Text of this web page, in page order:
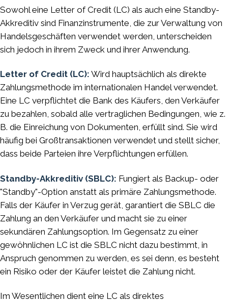
Sowohl eine Letter of Credit (LC) als auch eine Standby-
Akkreditiv sind Finanzinstrumente, die zur Verwaltung von
Handelsgeschäften verwendet werden, unterscheiden
sich jedoch in ihrem Zweck und ihrer Anwendung.
Letter of Credit (LC): Wird hauptsächlich als direkte
Zahlungsmethode im internationalen Handel verwendet.
Eine LC verpflichtet die Bank des Käufers, den Verkäufer
zu bezahlen, sobald alle vertraglichen Bedingungen, wie z.
B. die Einreichung von Dokumenten, erfüllt sind. Sie wird
häufig bei Großtransaktionen verwendet und stellt sicher,
dass beide Parteien ihre Verpflichtungen erfüllen.
Standby-Akkreditiv (SBLC): Fungiert als Backup- oder
"Standby"-Option anstatt als primäre Zahlungsmethode.
Falls der Käufer in Verzug gerät, garantiert die SBLC die
Zahlung an den Verkäufer und macht sie zu einer
sekundären Zahlungsoption. Im Gegensatz zu einer
gewöhnlichen LC ist die SBLC nicht dazu bestimmt, in
Anspruch genommen zu werden, es sei denn, es besteht
ein Risiko oder der Käufer leistet die Zahlung nicht.
Im Wesentlichen dient eine LC als direktes